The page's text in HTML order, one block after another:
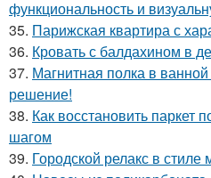
функциональность и
35. Парижская квартира с
36. Кровать с балдахином в
37. Магнитная полка в
решение!
38. Как восстановить паркет
шагом
39. Городской релакс в стиле